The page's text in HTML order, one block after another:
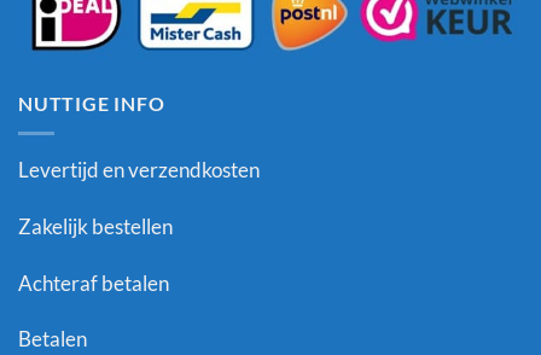
NUTTIGE INFO
Levertijd en verzendkosten
Zakelijk bestellen
Achteraf betalen
Betalen